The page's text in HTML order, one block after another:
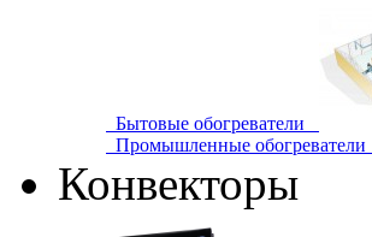
Бытовые обогреватели
Промышленные обогреватели
Конвекторы